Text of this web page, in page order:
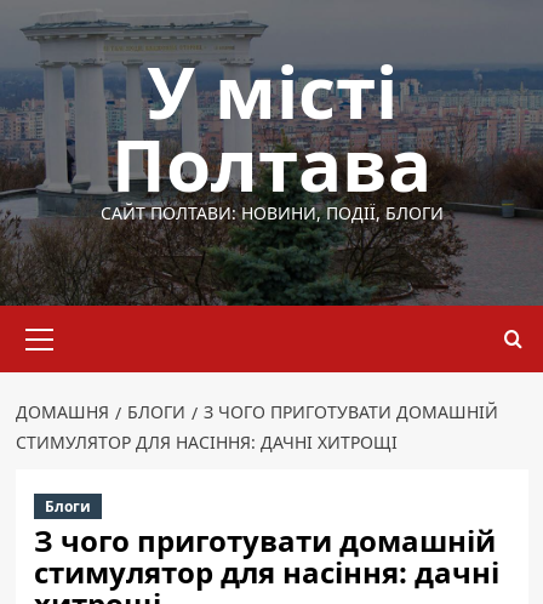
Перейти
вмісту
У місті
Полтава
САЙТ ПОЛТАВИ: НОВИНИ, ПОДІЇ, БЛОГИ
меню
ДОМАШНЯ БЛОГИ
З ЧОГО ПРИГОТУВАТИ ДОМАШНІЙ
СТИМУЛЯТОР ДЛЯ НАСІННЯ: ДАЧНІ ХИТРОЩІ
Блоги
З чого приготувати домашній
стимулятор для насіння: дачні